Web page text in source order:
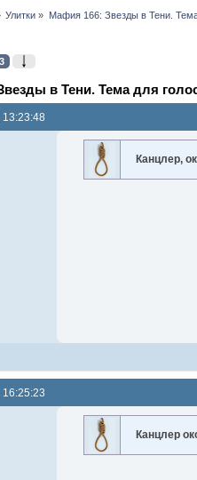
Улитки » Мафия 166: Звезды в Тени.
3
в Тени. Тема для
Канцлер,
Канцлер